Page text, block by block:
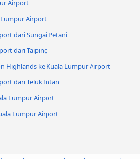
Airport
Lumpur Airport
dari Sungai Petani
dari Taiping
Highlands ke Kuala Lumpur Airport
dari Teluk Intan
Lumpur Airport
Lumpur Airport